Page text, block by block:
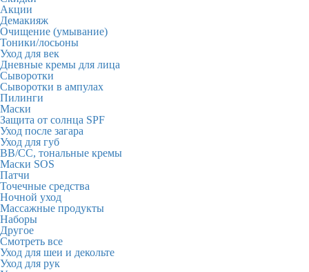
Акции
Демакияж
Очищение (умывание)
Тоники/лосьоны
Уход для век
Дневные кремы для лица
Сыворотки
Сыворотки в ампулах
Пилинги
Маски
Защита от солнца SPF
Уход после загара
Уход для губ
BB/CC, тональные кремы
Маски SOS
Патчи
Точечные средства
Ночной уход
Массажные продукты
Наборы
Другое
Смотреть все
Уход для шеи и декольте
Уход для рук